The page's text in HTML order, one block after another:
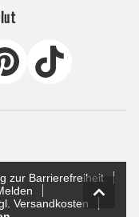
zur Barrierefreiheit
Versandkosten